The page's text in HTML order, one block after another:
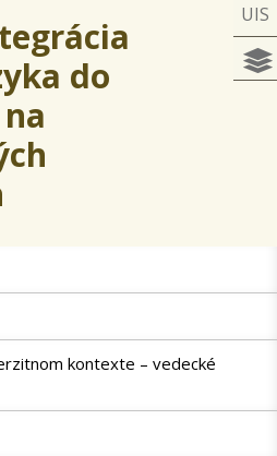
UIS
do
kontexte – vedecké